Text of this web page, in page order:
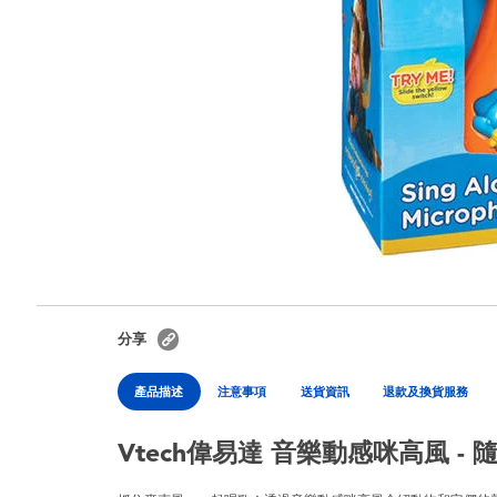
分享
產品描述 注意事項 送貨資訊 退款及換貨服務
Vtech偉易達 音樂動感咪高風 -